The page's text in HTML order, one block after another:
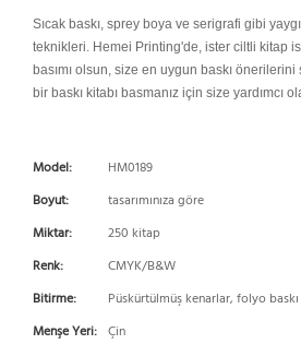
Sıcak baskı, sprey boya ve serigrafi gibi
teknikleri. Hemei Printing'de, ister ciltli kitap
basımı olsun, size en uygun baskı
bir baskı kitabı basmanız için size yardımcı
Model:
HM0189
Boyut:
tasarımınıza göre
Miktar:
250 kitap
Renk:
CMYK/B&W
Bitirme:
Püskürtülmüş kenarlar, folyo baskı
Menşe Yeri: Çin